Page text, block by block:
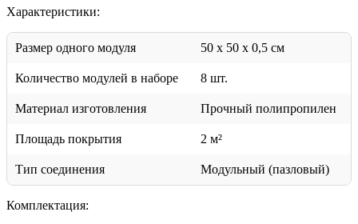
Характеристики:
Размер одного модуля 50 x 50 x 0,5 см
Количество модулей в наборе 8 шт.
Материал изготовления Прочный полипропилен
Площадь покрытия 2 м²
Тип соединения Модульный (пазловый)
Комплектация: